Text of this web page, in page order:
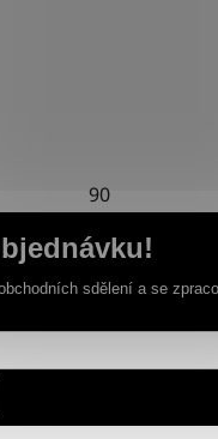
90
sdělení a se